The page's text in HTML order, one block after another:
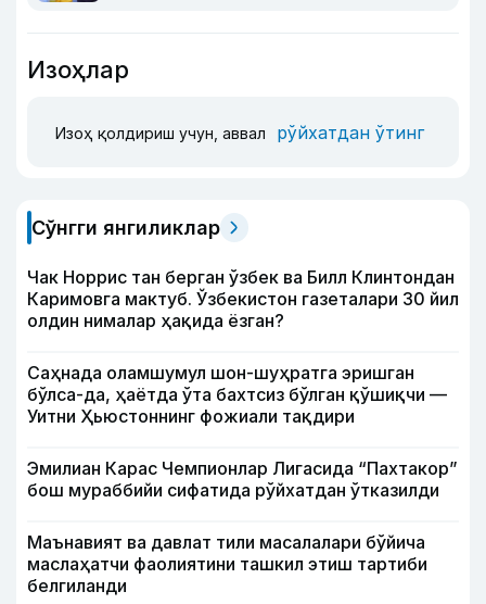
Изоҳлар
Изоҳ қолдириш учун, аввал рўйхатдан ўтинг
Сўнгги янгиликлар
Чак Норрис тан берган ўзбек ва Билл Клинтондан
Каримовга мактуб. Ўзбекистон газеталари 30 йил
олдин нималар ҳақида ёзган?
Саҳнада оламшумул шон-шуҳратга эришган
бўлса-да, ҳаётда ўта бахтсиз бўлган қўшиқчи —
Уитни Ҳьюстоннинг фожиали тақдири
Эмилиан Карас Чемпионлар Лигасида “Пахтакор”
бош мураббийи сифатида рўйхатдан ўтказилди
Маънавият ва давлат тили масалалари бўйича
маслаҳатчи фаолиятини ташкил этиш тартиби
белгиланди